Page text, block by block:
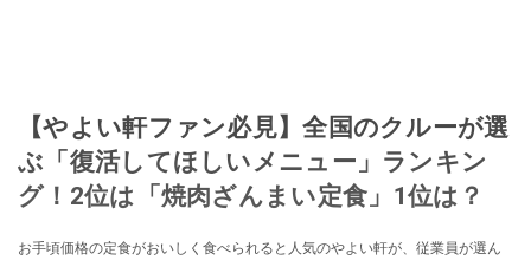
【やよい軒ファン必見】全国のクルーが選
ぶ「復活してほしいメニュー」ランキン
グ！2位は「焼肉ざんまい定食」1位は？
お手頃価格の定食がおいしく食べられると人気のやよい軒が、従業員が選ん